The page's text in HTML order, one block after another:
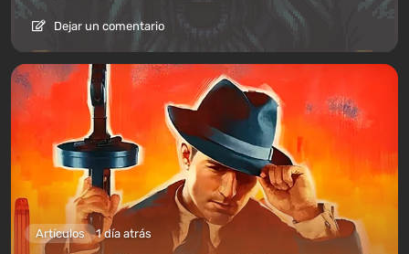
Dejar un comentario
Artículos 1 día atrás